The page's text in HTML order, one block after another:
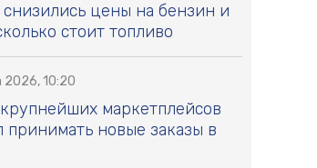
цены на бензин и
стоит топливо
2026, 10:20
маркетплейсов
принимать новые заказы в